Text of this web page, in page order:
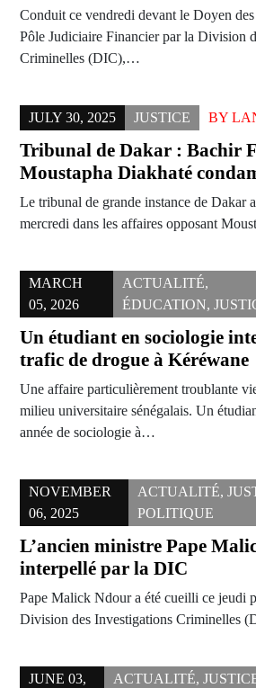
Conduit ce vendredi devant le Doyen
Pôle Judiciaire Financier par la Division
Criminelles (DIC),…
JULY 30, 2025 JUSTICE BY
Tribunal de Dakar : Bachir
Moustapha Diakhaté
Le tribunal de grande instance de Dakar
mercredi dans les affaires opposant
MARCH
05, 2026
ACTUALITÉ,
ÉDUCATION,
Un étudiant en sociologie
trafic de drogue à Kéréwane
Une affaire particulièrement troublante
milieu universitaire sénégalais. Un
année de sociologie à…
NOVEMBER
06, 2025
ACTUALITÉ,
POLITIQUE
L’ancien ministre Pape
interpellé par la DIC
Pape Malick Ndour a été cueilli ce jeudi
Division des Investigations Criminelles
JUNE 03,
ACTUALITÉ,